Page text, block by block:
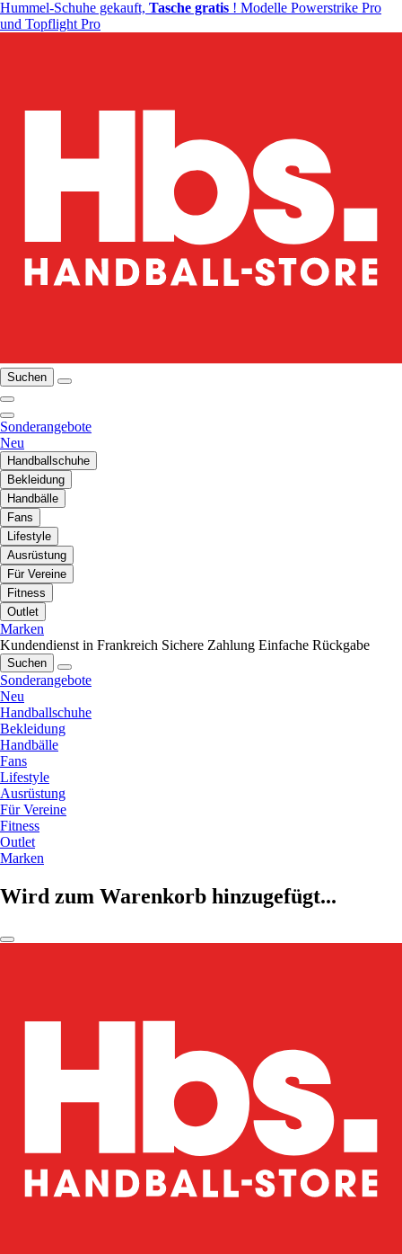
Hummel-Schuhe gekauft, Tasche gratis ! Modelle Powerstrike Pro
und Topflight Pro
Suchen
Sonderangebote
Neu
Handballschuhe
Bekleidung
Handbälle
Fans
Lifestyle
Ausrüstung
Für Vereine
Fitness
Outlet
Marken
Kundendienst in Frankreich Sichere Zahlung Einfache Rückgabe
Suchen
Sonderangebote
Neu
Handballschuhe
Bekleidung
Handbälle
Fans
Lifestyle
Ausrüstung
Für Vereine
Fitness
Outlet
Marken
Wird zum Warenkorb hinzugefügt...